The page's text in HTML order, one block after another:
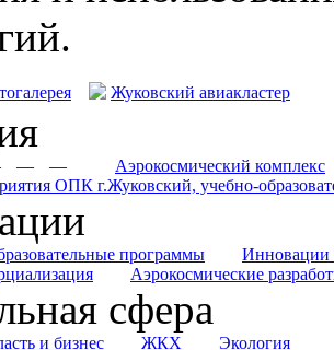
Жуковский авиакластер
Аэрокосмический комплекс
—
—
ОПК г.Жуковский, учебно-
программы Инновации
Аэрокосмические
сфера
и бизнес ЖКХ Экология